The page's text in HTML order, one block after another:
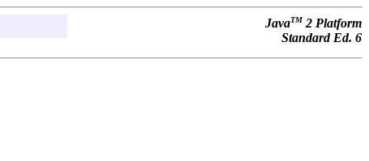
JavaTM 2 Platform
Standard Ed. 6